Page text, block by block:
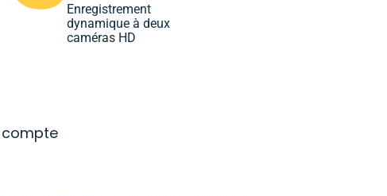
Enregistrement
dynamique à deux
caméras HD
compte